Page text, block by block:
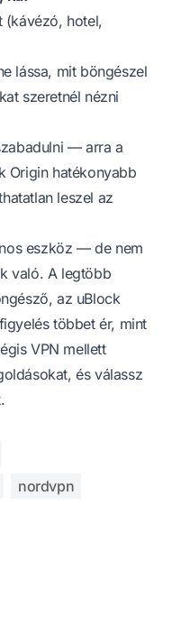
(kávézó, hotel,
lássa, mit böngészel
szeretnél nézni
— arra a
Origin hatékonyabb
leszel az
eszköz — de nem
való. A legtöbb
az uBlock
többet ér, mint
VPN mellett
és válassz
nordvpn